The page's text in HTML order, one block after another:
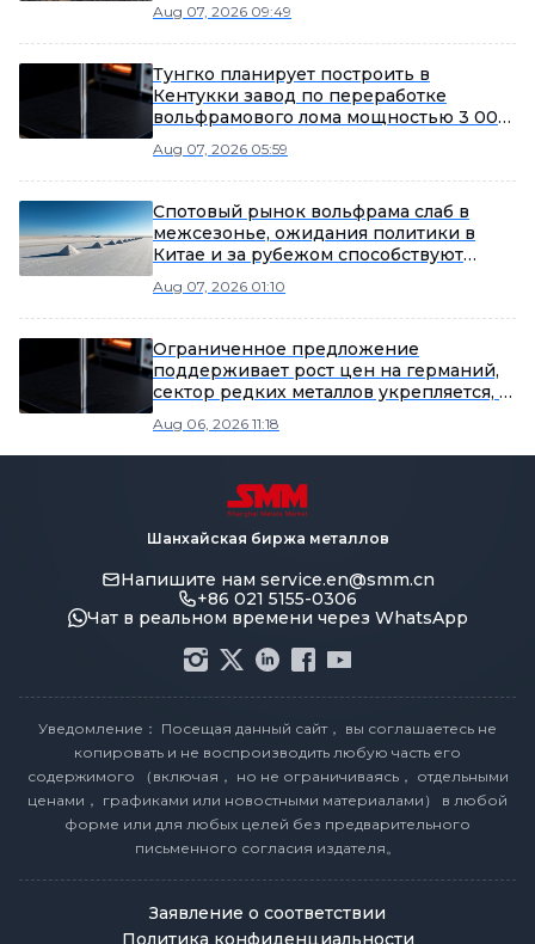
Aug 07, 2026 09:49
Тунгко планирует построить в
Кентукки завод по переработке
вольфрамового лома мощностью 3 000
государственных субсидий
Aug 07, 2026 05:59
Спотовый рынок вольфрама слаб в
межсезонье, ожидания политики в
Китае и за рубежом способствуют
Aug 07, 2026 01:10
Ограниченное предложение
поддерживает рост цен на германий,
сектор редких металлов укрепляется, в
China Tungsten High-Tech [SMM Flash]
Aug 06, 2026 11:18
Шанхайская биржа металлов
Напишите нам service.en@smm.cn
+86 021 5155-0306
Чат в реальном времени через WhatsApp
Уведомление： Посещая данный сайт， вы соглашаетесь не
копировать и не воспроизводить любую часть его
содержимого （включая， но не ограничиваясь， отдельными
ценами， графиками или новостными материалами） в любой
форме или для любых целей без предварительного
письменного согласия издателя。
Заявление о соответствии
Политика конфиденциальности